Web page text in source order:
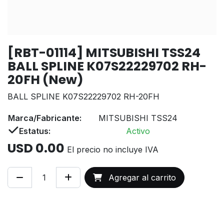
[RBT-01114] MITSUBISHI TSS24
BALL SPLINE K07S22229702 RH-
20FH (New)
BALL SPLINE K07S22229702 RH-20FH
Marca/Fabricante:
MITSUBISHI TSS24
Estatus:
Activo
USD 0.00 El precio no incluye IVA
Agregar al carrito